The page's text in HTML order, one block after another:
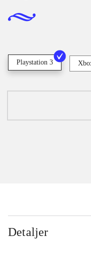
Playstation 3
Detaljer